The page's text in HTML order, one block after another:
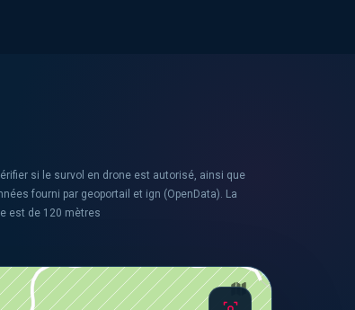
si le survol en drone est autorisé, ainsi que
fourni par geoportail et ign (OpenData). La
est de 120 mètres